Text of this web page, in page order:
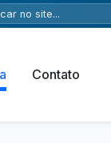
Contato